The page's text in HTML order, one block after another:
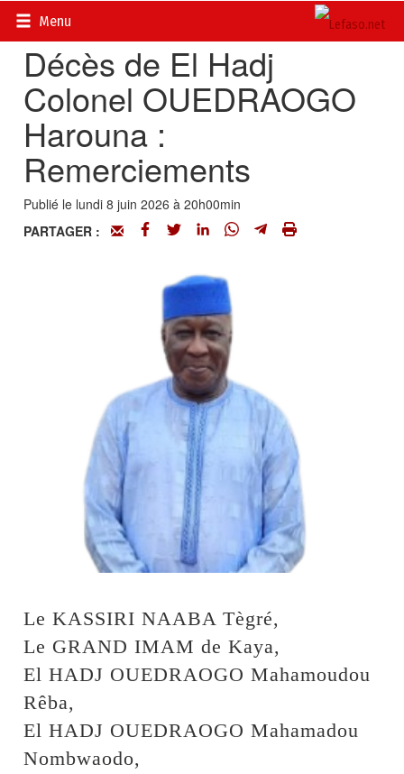
Menu
Accueil>
Décès de El Hadj
Colonel OUEDRAOGO
Harouna :
Remerciements
Publié le lundi 8 juin 2026 à 20h00min
PARTAGER :
Le KASSIRI NAABA Tègré,
Le GRAND IMAM de Kaya,
El HADJ OUEDRAOGO Mahamoudou
Rêba,
El HADJ OUEDRAOGO Mahamadou
Nombwaodo,